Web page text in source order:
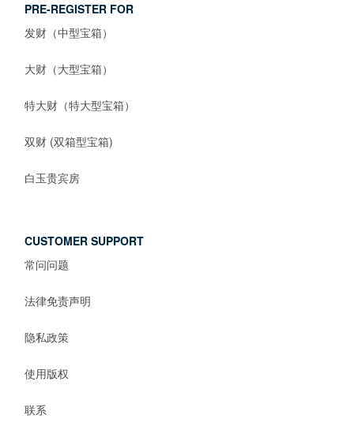
PRE-REGISTER FOR
发财（中型宝箱）
大财（大型宝箱）
特大财（特大型宝箱）
双财 (双箱型宝箱)
白玉贵宾房
CUSTOMER SUPPORT
常问问题
法律免责声明
隐私政策
使用版权
联系